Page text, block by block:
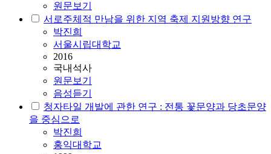
원문보기
서로주체적 만남을 위한 지역 축제 지원방향 연구
박진희
서울시립대학교
2016
국내석사
원문보기
음성듣기
청자타일 개발에 관한 연구 : 전통 꽃문양과 당초문양
을 중심으로
박진희
홍익대학교